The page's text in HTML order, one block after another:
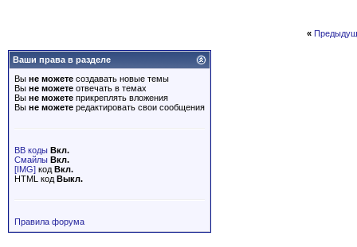
«
Ваши права в разделе
Вы не можете создавать новые темы
Вы не можете отвечать в темах
Вы не можете прикреплять вложения
Вы не можете редактировать свои сообщения
BB коды Вкл.
Смайлы Вкл.
[IMG] код Вкл.
HTML код Выкл.
Правила форума